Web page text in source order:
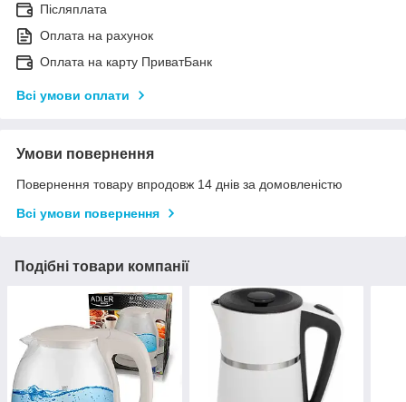
Післяплата
Оплата на рахунок
Оплата на карту ПриватБанк
Всі умови оплати
Умови повернення
Повернення товару впродовж 14 днів за домовленістю
Всі умови повернення
Подібні товари компанії